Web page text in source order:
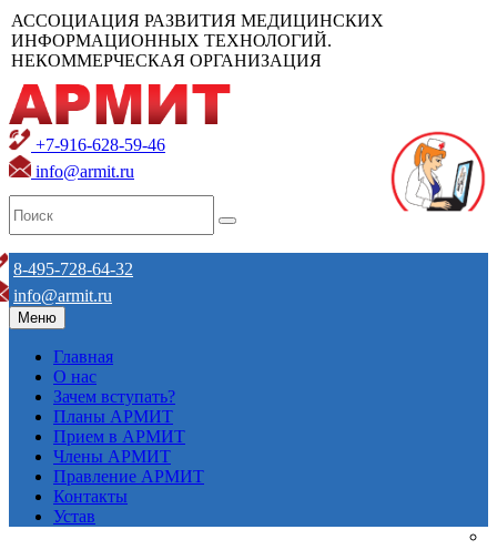
АССОЦИАЦИЯ РАЗВИТИЯ МЕДИЦИНСКИХ
ИНФОРМАЦИОННЫХ ТЕХНОЛОГИЙ.
НЕКОММЕРЧЕСКАЯ ОРГАНИЗАЦИЯ
+7-916-628-59-46
info@armit.ru
8-495-728-64-32
info@armit.ru
Меню
Главная
О нас
Зачем вступать?
Планы АРМИТ
Прием в АРМИТ
Члены АРМИТ
Правление АРМИТ
Контакты
Устав